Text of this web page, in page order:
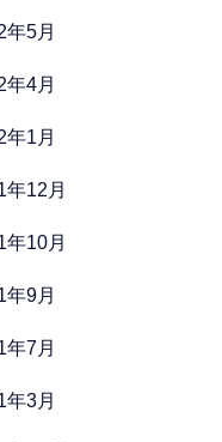
年5月
年4月
年1月
年12月
年10月
年9月
年7月
年3月